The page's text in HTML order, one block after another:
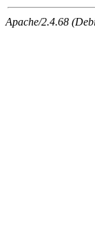
Apache/2.4.68